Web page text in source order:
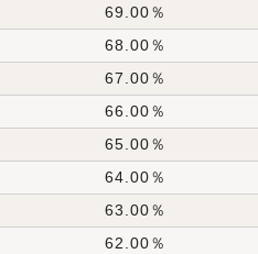
69.00％
68.00％
67.00％
66.00％
65.00％
64.00％
63.00％
62.00％